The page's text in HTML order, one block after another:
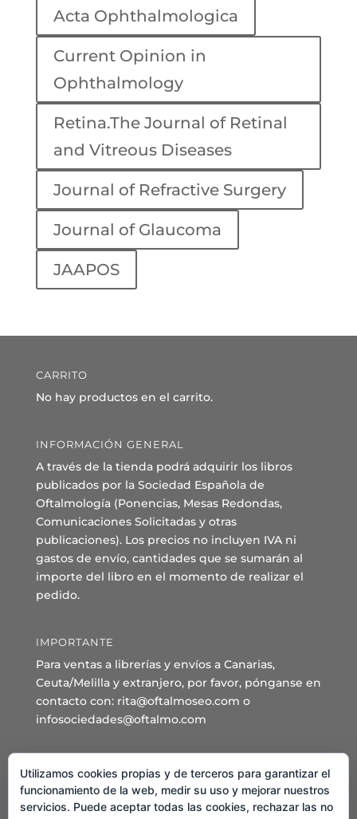
Acta Ophthalmologica
Current Opinion in
Ophthalmology
Retina.The Journal of Retinal
and Vitreous Diseases
Journal of Refractive Surgery
Journal of Glaucoma
JAAPOS
CARRITO
No hay productos en el carrito.
INFORMACIÓN GENERAL
A través de la tienda podrá adquirir los libros
publicados por la Sociedad Española de
Oftalmología (Ponencias, Mesas Redondas,
Comunicaciones Solicitadas y otras
publicaciones). Los precios no incluyen IVA ni
gastos de envío, cantidades que se sumarán al
importe del libro en el momento de realizar el
pedido.
IMPORTANTE
Para ventas a librerías y envíos a Canarias,
Ceuta/Melilla y extranjero, por favor, pónganse en
contacto con: rita@oftalmoseo.com o
infosociedades@oftalmo.com
Sede Administrativa y Secretaría General
C/ Arcipreste de Hita 14 – 1º Derecha.
28015 – Madrid
Utilizamos cookies propias y de terceros para garantizar el
funcionamiento de la web, medir su uso y mejorar nuestros
servicios. Puede aceptar todas las cookies, rechazar las no